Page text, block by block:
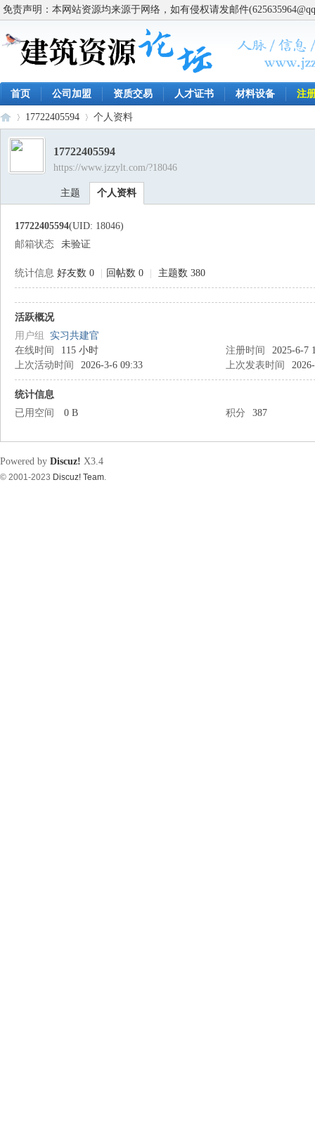
免责声明：本网站资源均来源于网络，如有侵权请发邮件
首页 公司加盟 资质交易 人才证书 材料设备 注
资
›
17722405594 个人资料
17722405594
https://www.jzzylt.com/?18046
主题 个人资料
17722405594(UID: 18046)
邮箱状态
未验证
统计信息 好友数 0 回帖数 0 主题数 380
活跃概况
用户组 实习共建官
在线时间
115 小时 注册时间
2025-6-7
上次活动时间
2026-3-6 09:33 上次发表时间
统计信息
已用空间
0 B 积分 387
Powered by Discuz! X3.4
© 2001-2023 Discuz! Team